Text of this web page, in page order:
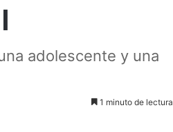
adolescente y una
1 minuto de lectura